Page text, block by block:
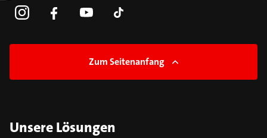
Zum Seitenanfang
Unsere Lösungen